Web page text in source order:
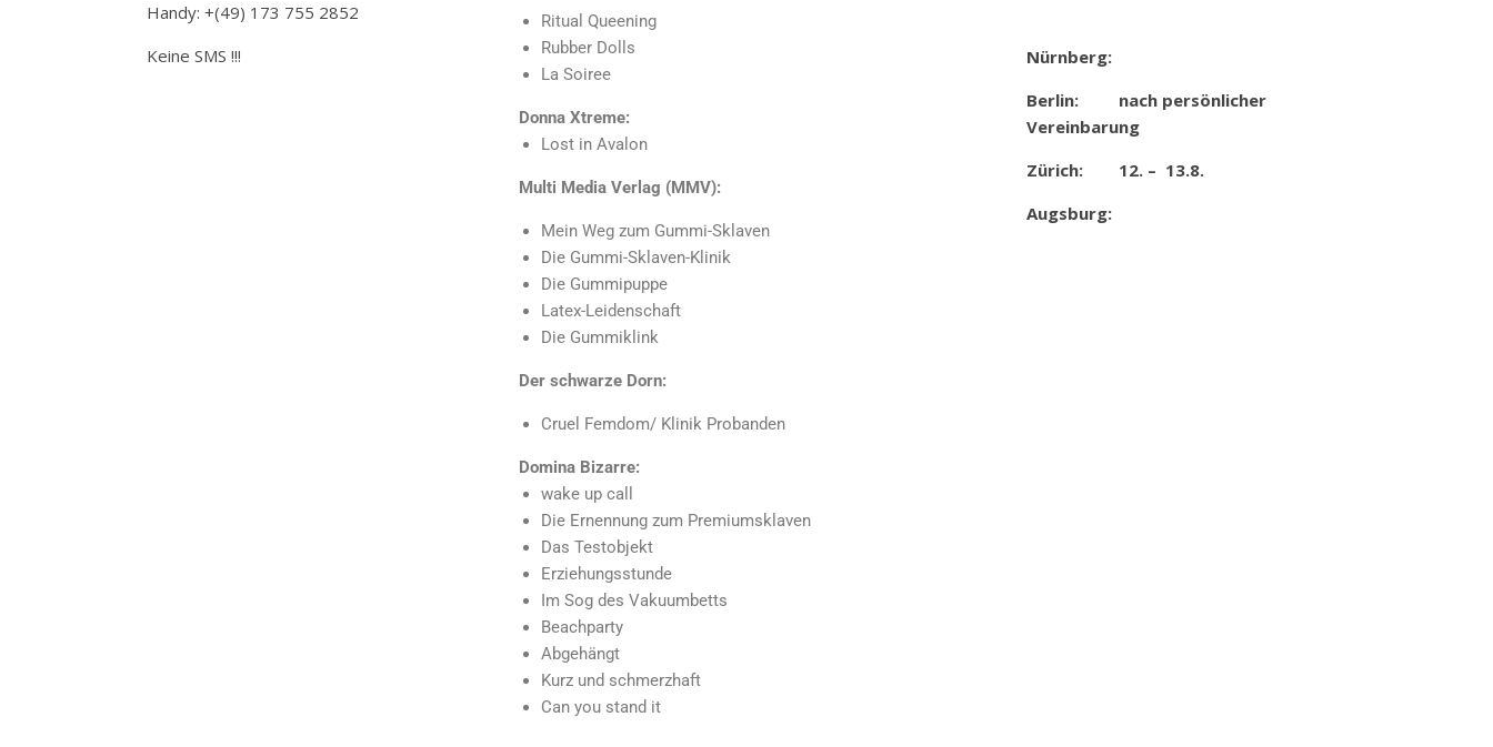
Handy: +(49) 173 755 2852
Keine SMS !!!
Ritual Queening
Rubber Dolls
La Soiree
Donna Xtreme:
Lost in Avalon
Multi Media Verlag (MMV):
Mein Weg zum Gummi-Sklaven
Die Gummi-Sklaven-Klinik
Die Gummipuppe
Latex-Leidenschaft
Die Gummiklink
Der schwarze Dorn:
Cruel Femdom/ Klinik Probanden
Domina Bizarre:
wake up call
Die Ernennung zum Premiumsklaven
Das Testobjekt
Erziehungsstunde
Im Sog des Vakuumbetts
Beachparty
Abgehängt
Kurz und schmerzhaft
Can you stand it
Nürnberg:
Berlin: nach persönlicher
Vereinbarung
Zürich: 12. – 13.8.
Augsburg: